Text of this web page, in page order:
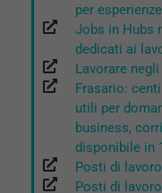
per
Jobs in Hubs
dedicati ai
Lavorare
Frasario:
utili per
business,
disponibile in
Posti di
Posti di